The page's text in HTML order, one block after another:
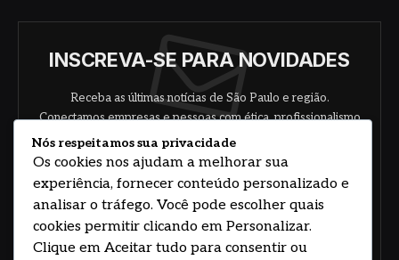
INSCREVA-SE PARA NOVIDADES
Receba as últimas notícias de São Paulo e região.
Conectamos empresas e pessoas com ética, profissionalismo
e responsabilidade.
Nós respeitamos sua privacidade
Os cookies nos ajudam a melhorar sua
experiência, fornecer conteúdo personalizado e
analisar o tráfego. Você pode escolher quais
cookies permitir clicando em Personalizar.
Clique em Aceitar tudo para consentir ou